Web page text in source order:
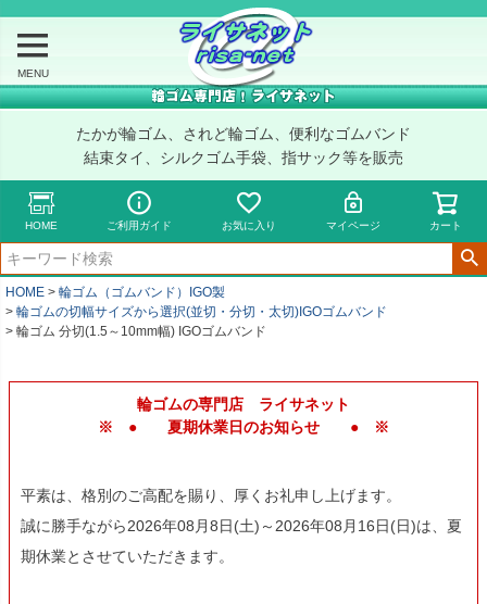
MENU
たかが輪ゴム、されど輪ゴム、便利なゴムバンド
結束タイ、シルクゴム手袋、指サック等を販売
HOME ご利用ガイド お気に入り マイページ カート
HOME
輪ゴム（ゴムバンド）IGO製
輪ゴムの切幅サイズから選択(並切・分切・太切)IGOゴムバンド
輪ゴム 分切(1.5～10mm幅) IGOゴムバンド
輪ゴムの専門店 ライサネット
※ ● 夏期休業日のお知らせ ● ※
平素は、格別のご高配を賜り、厚くお礼申し上げます。
誠に勝手ながら2026年08月8日(土)～2026年08月16日(日)は、夏
期休業とさせていただきます。